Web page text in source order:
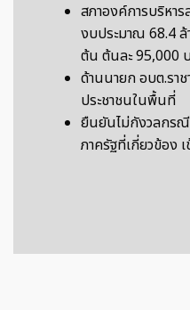
สภาองค์การบริหา
งบประมาณ 68.4 ล้
ต้น ต้นละ 95,000
ด้านนายก อบต.ราช
ประชาชนในพื้นที่
ยืนยันไม่กังวลกร
ภาครัฐที่เกี่ยวข้อง